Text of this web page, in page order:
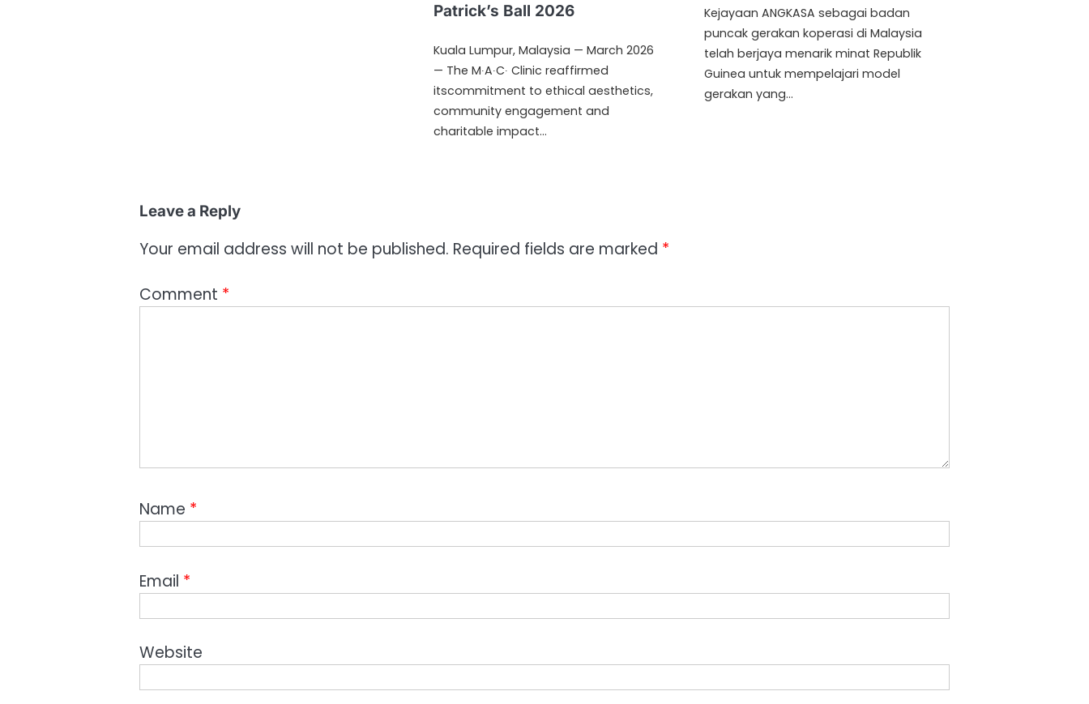
Patrick’s Ball 2026
Kuala Lumpur, Malaysia — March 2026
— The M∙A∙C∙ Clinic reaffirmed
itscommitment to ethical aesthetics,
community engagement and
charitable impact…
Kejayaan ANGKASA sebagai badan
puncak gerakan koperasi di Malaysia
telah berjaya menarik minat Republik
Guinea untuk mempelajari model
gerakan yang…
Leave a Reply
Your email address will not be published. Required fields are marked *
Comment *
Name *
Email *
Website